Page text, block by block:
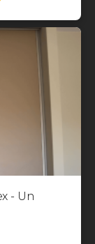
- Un